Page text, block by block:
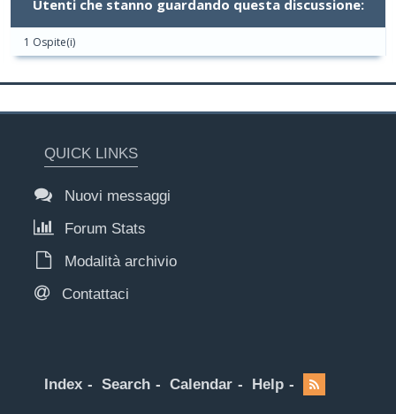
Utenti che stanno guardando questa discussione:
1 Ospite(i)
QUICK LINKS
Nuovi messaggi
Forum Stats
Modalità archivio
Contattaci
Index Search Calendar Help